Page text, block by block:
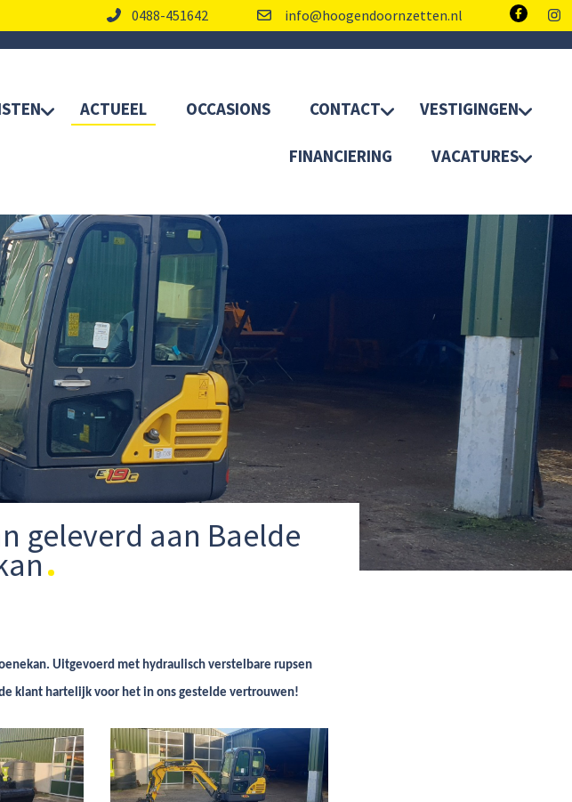
0488-451642 info@hoogendoornzetten.nl
ACTUEEL OCCASIONS CONTACT VESTIGINGEN
FINANCIERING VACATURES
geleverd aan Baelde
Uitgevoerd met hydraulisch verstelbare rupsen
klant hartelijk voor het in ons gestelde vertrouwen!